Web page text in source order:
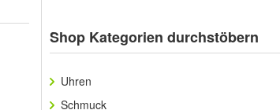
Shop Kategorien durchstöbern
Uhren
Schmuck